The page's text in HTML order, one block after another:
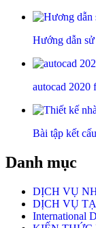
Hướng dẫn
autocad 2020
Bài tập kết
Danh mục
DỊCH VỤ
DỊCH VỤ
International